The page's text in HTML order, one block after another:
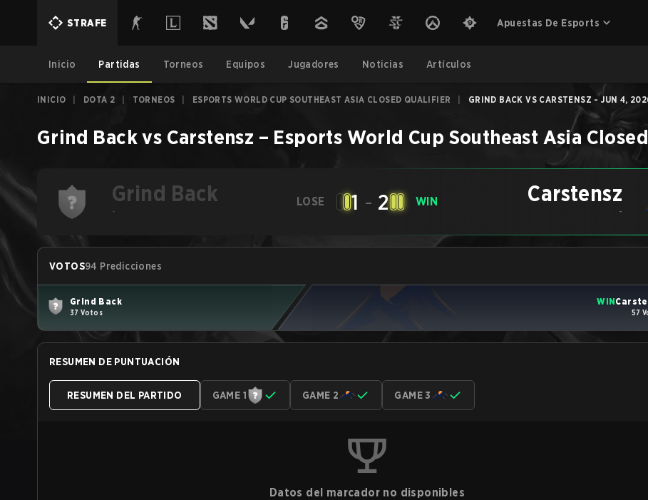
STRAFE Apuestas De Esports
Inicio Partidas Torneos Equipos Jugadores Noticias Artículos
INICIO DOTA 2 TORNEOS ESPORTS WORLD CUP SOUTHEAST ASIA CLOSED QUALIFIER GRIND BACK VS CARSTENSZ - JUN 4,
Grind Backvs Carstensz – Esports World Cup Southeast Asia
Grind Back
-
LOSE 1 - 2 WIN Carstensz
-
VOTOS94 Predicciones
Grind Back
37 Votos
WIN
57
RESUMEN DE PUNTUACIÓN
RESUMEN DEL PARTIDO GAME 1 GAME 2 GAME 3
Datos del marcador no disponibles